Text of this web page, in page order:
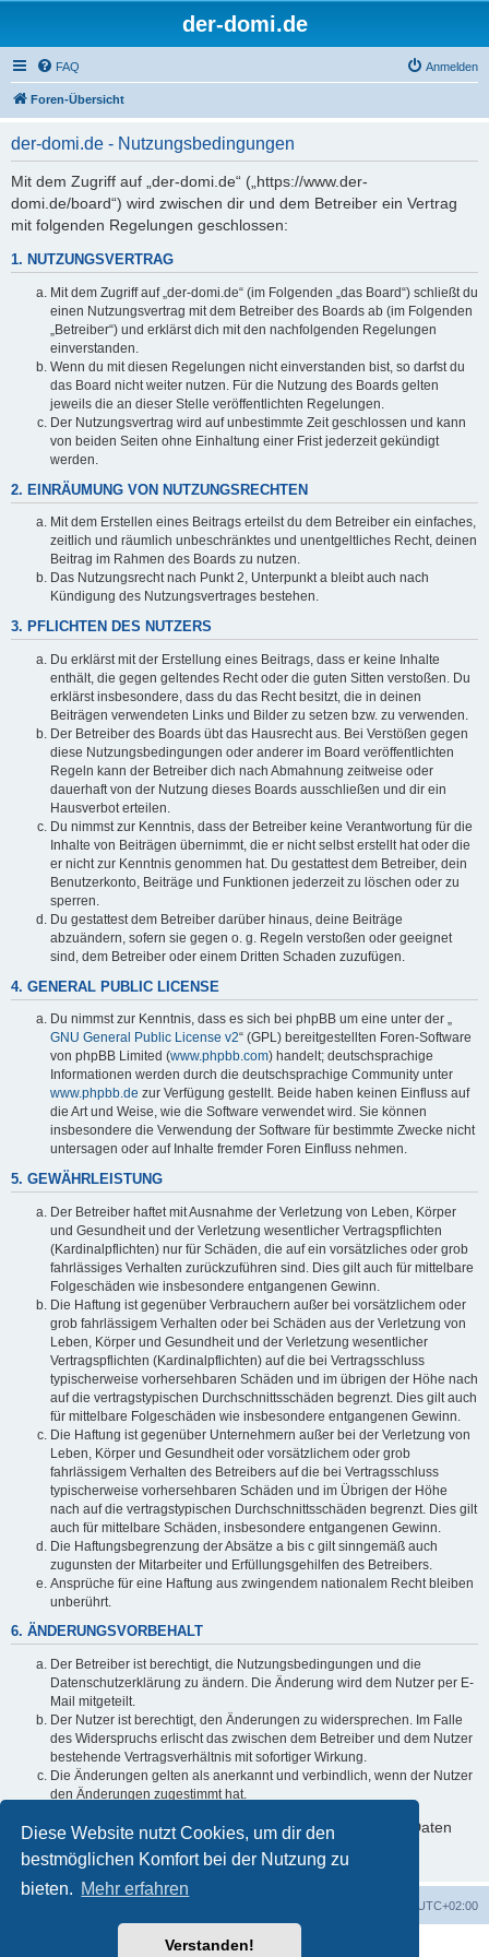
Diese Website nutzt Cookies, um dir den
bestmöglichen Komfort bei der Nutzung zu
bieten. Mehr erfahren
Verstanden!
der-domi.de
FAQ Anmelden
Foren-Übersicht
der-domi.de - Nutzungsbedingungen
Mit dem Zugriff auf „der-domi.de“ („https://www.der-
domi.de/board“) wird zwischen dir und dem Betreiber ein Vertrag
mit folgenden Regelungen geschlossen:
1. NUTZUNGSVERTRAG
Mit dem Zugriff auf „der-domi.de“ (im Folgenden „das Board“) schließt du
einen Nutzungsvertrag mit dem Betreiber des Boards ab (im Folgenden
„Betreiber“) und erklärst dich mit den nachfolgenden Regelungen
einverstanden.
Wenn du mit diesen Regelungen nicht einverstanden bist, so darfst du
das Board nicht weiter nutzen. Für die Nutzung des Boards gelten
jeweils die an dieser Stelle veröffentlichten Regelungen.
Der Nutzungsvertrag wird auf unbestimmte Zeit geschlossen und kann
von beiden Seiten ohne Einhaltung einer Frist jederzeit gekündigt
werden.
2. EINRÄUMUNG VON NUTZUNGSRECHTEN
Mit dem Erstellen eines Beitrags erteilst du dem Betreiber ein einfaches,
zeitlich und räumlich unbeschränktes und unentgeltliches Recht, deinen
Beitrag im Rahmen des Boards zu nutzen.
Das Nutzungsrecht nach Punkt 2, Unterpunkt a bleibt auch nach
Kündigung des Nutzungsvertrages bestehen.
3. PFLICHTEN DES NUTZERS
Du erklärst mit der Erstellung eines Beitrags, dass er keine Inhalte
enthält, die gegen geltendes Recht oder die guten Sitten verstoßen. Du
erklärst insbesondere, dass du das Recht besitzt, die in deinen
Beiträgen verwendeten Links und Bilder zu setzen bzw. zu verwenden.
Der Betreiber des Boards übt das Hausrecht aus. Bei Verstößen gegen
diese Nutzungsbedingungen oder anderer im Board veröffentlichten
Regeln kann der Betreiber dich nach Abmahnung zeitweise oder
dauerhaft von der Nutzung dieses Boards ausschließen und dir ein
Hausverbot erteilen.
Du nimmst zur Kenntnis, dass der Betreiber keine Verantwortung für die
Inhalte von Beiträgen übernimmt, die er nicht selbst erstellt hat oder die
er nicht zur Kenntnis genommen hat. Du gestattest dem Betreiber, dein
Benutzerkonto, Beiträge und Funktionen jederzeit zu löschen oder zu
sperren.
Du gestattest dem Betreiber darüber hinaus, deine Beiträge
abzuändern, sofern sie gegen o. g. Regeln verstoßen oder geeignet
sind, dem Betreiber oder einem Dritten Schaden zuzufügen.
4. GENERAL PUBLIC LICENSE
Du nimmst zur Kenntnis, dass es sich bei phpBB um eine unter der „
GNU General Public License v2“ (GPL) bereitgestellten Foren-Software
von phpBB Limited (www.phpbb.com) handelt; deutschsprachige
Informationen werden durch die deutschsprachige Community unter
www.phpbb.de zur Verfügung gestellt. Beide haben keinen Einfluss auf
die Art und Weise, wie die Software verwendet wird. Sie können
insbesondere die Verwendung der Software für bestimmte Zwecke nicht
untersagen oder auf Inhalte fremder Foren Einfluss nehmen.
5. GEWÄHRLEISTUNG
Der Betreiber haftet mit Ausnahme der Verletzung von Leben, Körper
und Gesundheit und der Verletzung wesentlicher Vertragspflichten
(Kardinalpflichten) nur für Schäden, die auf ein vorsätzliches oder grob
fahrlässiges Verhalten zurückzuführen sind. Dies gilt auch für mittelbare
Folgeschäden wie insbesondere entgangenen Gewinn.
Die Haftung ist gegenüber Verbrauchern außer bei vorsätzlichem oder
grob fahrlässigem Verhalten oder bei Schäden aus der Verletzung von
Leben, Körper und Gesundheit und der Verletzung wesentlicher
Vertragspflichten (Kardinalpflichten) auf die bei Vertragsschluss
typischerweise vorhersehbaren Schäden und im übrigen der Höhe nach
auf die vertragstypischen Durchschnittsschäden begrenzt. Dies gilt auch
für mittelbare Folgeschäden wie insbesondere entgangenen Gewinn.
Die Haftung ist gegenüber Unternehmern außer bei der Verletzung von
Leben, Körper und Gesundheit oder vorsätzlichem oder grob
fahrlässigem Verhalten des Betreibers auf die bei Vertragsschluss
typischerweise vorhersehbaren Schäden und im Übrigen der Höhe
nach auf die vertragstypischen Durchschnittsschäden begrenzt. Dies gilt
auch für mittelbare Schäden, insbesondere entgangenen Gewinn.
Die Haftungsbegrenzung der Absätze a bis c gilt sinngemäß auch
zugunsten der Mitarbeiter und Erfüllungsgehilfen des Betreibers.
Ansprüche für eine Haftung aus zwingendem nationalem Recht bleiben
unberührt.
6. ÄNDERUNGSVORBEHALT
Der Betreiber ist berechtigt, die Nutzungsbedingungen und die
Datenschutzerklärung zu ändern. Die Änderung wird dem Nutzer per E-
Mail mitgeteilt.
Der Nutzer ist berechtigt, den Änderungen zu widersprechen. Im Falle
des Widerspruchs erlischt das zwischen dem Betreiber und dem Nutzer
bestehende Vertragsverhältnis mit sofortiger Wirkung.
Die Änderungen gelten als anerkannt und verbindlich, wenn der Nutzer
den Änderungen zugestimmt hat.
Informationen über den Umgang mit deinen persönlichen Daten
sind in der Datenschutzerklärung enthalten.
UTC+02:00
Powered byphpBB® Forum Software © phpBB Limited